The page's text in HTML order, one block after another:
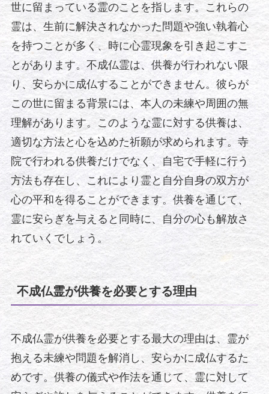
世に留まっている霊のことを指します。これらの
霊は、生前に解決されなかった問題や強い執着心
を持つことが多く、時に心霊現象を引き起こすこ
とがあります。不成仏霊は、供養が行われない限
り、安らかに成仏することができません。彼らが
この世に留まる背景には、本人の未練や周囲の無
理解があります。このような霊に対する供養は、
適切な方法と心を込めた祈願が求められます。寺
院で行われる供養だけでなく、自宅で手軽に行う
方法も存在し、これにより霊と自分自身の双方が
心の平和を得ることができます。供養を通じて、
霊に安らぎを与えると同時に、自分の心も解放さ
れていくでしょう。
不成仏霊が供養を必要とする理由
不成仏霊が供養を必要とする最大の理由は、霊が
抱える未練や問題を解消し、安らかに成仏するた
めです。供養の儀式や作法を通じて、霊に対して